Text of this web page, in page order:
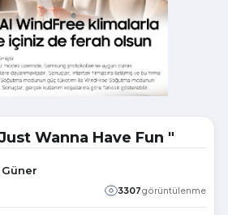
Wanna Have Fun "
3307görüntülenme